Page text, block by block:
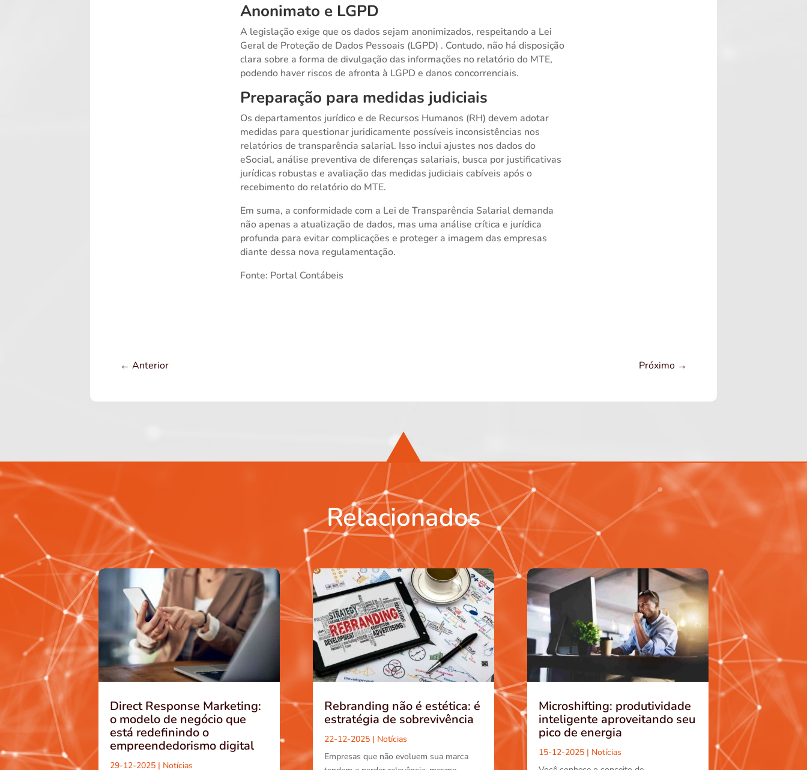
Anonimato e LGPD
A legislação exige que os dados sejam anonimizados, respeitando a Lei
Geral de Proteção de Dados Pessoais (LGPD) . Contudo, não há disposição
clara sobre a forma de divulgação das informações no relatório do MTE,
podendo haver riscos de afronta à LGPD e danos concorrenciais.
Preparação para medidas judiciais
Os departamentos jurídico e de Recursos Humanos (RH) devem adotar
medidas para questionar juridicamente possíveis inconsistências nos
relatórios de transparência salarial. Isso inclui ajustes nos dados do
eSocial, análise preventiva de diferenças salariais, busca por justificativas
jurídicas robustas e avaliação das medidas judiciais cabíveis após o
recebimento do relatório do MTE.
Em suma, a conformidade com a Lei de Transparência Salarial demanda
não apenas a atualização de dados, mas uma análise crítica e jurídica
profunda para evitar complicações e proteger a imagem das empresas
diante dessa nova regulamentação.
Fonte: Portal Contábeis
←Anterior Próximo→
Relacionados
Direct Response Marketing:
o modelo de negócio que
está redefinindo o
empreendedorismo digital
29-12-2025 | Notícias
Rebranding não é estética: é
estratégia de sobrevivência
22-12-2025 | Notícias
Empresas que não evoluem sua marca
Microshifting: produtividade
inteligente aproveitando seu
pico de energia
15-12-2025 | Notícias